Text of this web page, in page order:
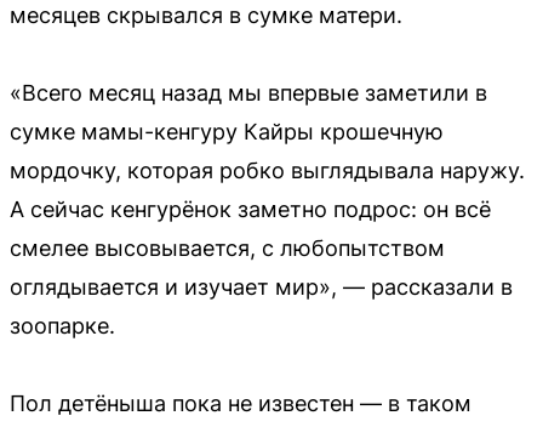
месяцев скрывался в сумке матери.
«Всего месяц назад мы впервые заметили в
сумке мамы-кенгуру Кайры крошечную
мордочку, которая робко выглядывала наружу.
А сейчас кенгурёнок заметно подрос: он всё
смелее высовывается, с любопытством
оглядывается и изучает мир», — рассказали в
зоопарке.
Пол детёныша пока не известен — в таком